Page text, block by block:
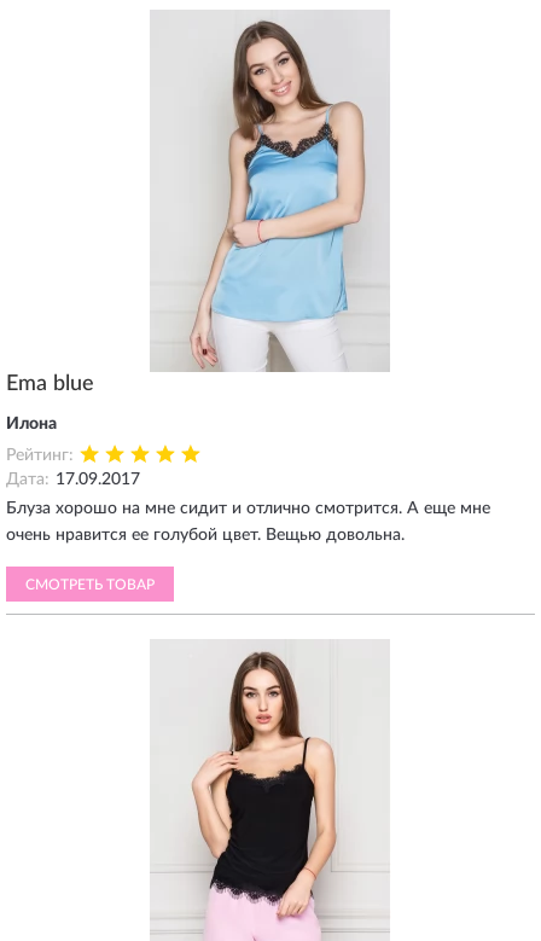
Ema blue
Илона
Рейтинг:
Дата: 17.09.2017
Блуза хорошо на мне сидит и отлично смотрится. А еще мне
очень нравится ее голубой цвет. Вещью довольна.
СМОТРЕТЬ ТОВАР